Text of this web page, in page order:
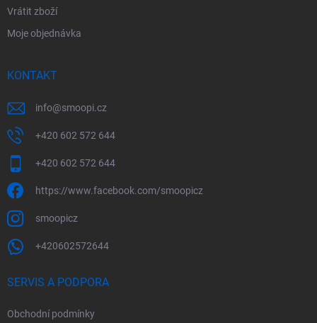
Vrátit zboží
Moje objednávka
KONTAKT
info@smoopi.cz
+420 602 572 644
+420 602 572 644
https://www.facebook.com/smoopicz
smoopicz
+420602572644
SERVIS A PODPORA
Obchodní podmínky